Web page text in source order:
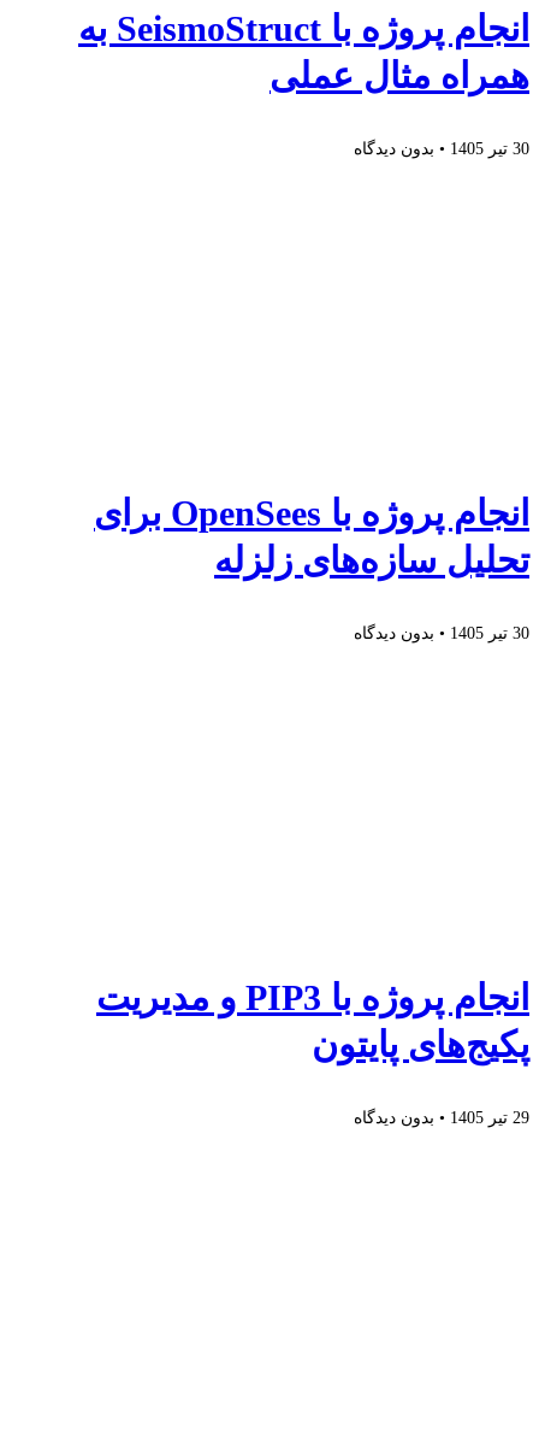
انجام پروژه با SeismoStruct به
همراه مثال عملی
30 تیر 1405 بدون دیدگاه
انجام پروژه با OpenSees برای
تحلیل سازه‌های زلزله
30 تیر 1405 بدون دیدگاه
انجام پروژه با PIP3 و مدیریت
پکیج‌های پایتون
29 تیر 1405 بدون دیدگاه